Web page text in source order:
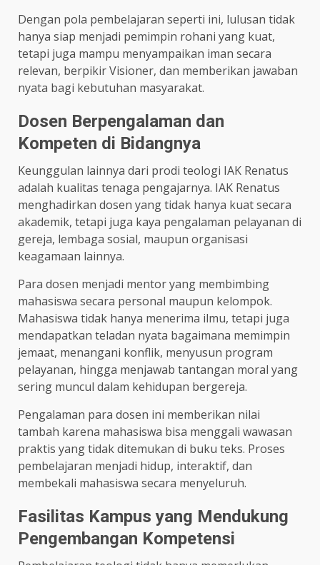
Dengan pola pembelajaran seperti ini, lulusan tidak
hanya siap menjadi pemimpin rohani yang kuat,
tetapi juga mampu menyampaikan iman secara
relevan, berpikir Visioner, dan memberikan jawaban
nyata bagi kebutuhan masyarakat.
Dosen Berpengalaman dan
Kompeten di Bidangnya
Keunggulan lainnya dari prodi teologi IAK Renatus
adalah kualitas tenaga pengajarnya. IAK Renatus
menghadirkan dosen yang tidak hanya kuat secara
akademik, tetapi juga kaya pengalaman pelayanan di
gereja, lembaga sosial, maupun organisasi
keagamaan lainnya.
Para dosen menjadi mentor yang membimbing
mahasiswa secara personal maupun kelompok.
Mahasiswa tidak hanya menerima ilmu, tetapi juga
mendapatkan teladan nyata bagaimana memimpin
jemaat, menangani konflik, menyusun program
pelayanan, hingga menjawab tantangan moral yang
sering muncul dalam kehidupan bergereja.
Pengalaman para dosen ini memberikan nilai
tambah karena mahasiswa bisa menggali wawasan
praktis yang tidak ditemukan di buku teks. Proses
pembelajaran menjadi hidup, interaktif, dan
membekali mahasiswa secara menyeluruh.
Fasilitas Kampus yang Mendukung
Pengembangan Kompetensi